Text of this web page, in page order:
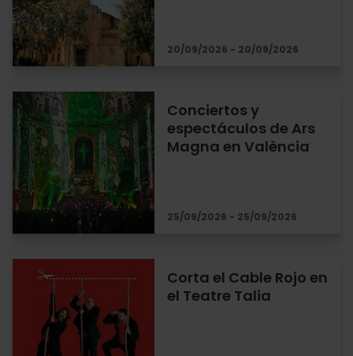
20/09/2026 - 20/09/2026
Conciertos y
espectáculos de Ars
Magna en València
25/09/2026 - 25/09/2026
Corta el Cable Rojo en
el Teatre Talia